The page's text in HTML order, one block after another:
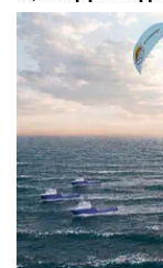
Το έργο
αξιολογήσει τη